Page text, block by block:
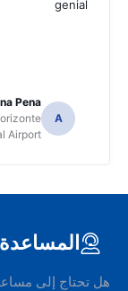
genial
A
Pena
Airport
هل تحتاج إلى